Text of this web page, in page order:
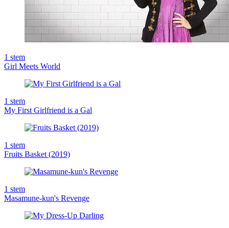
1 stem
Girl Meets World
1 stem
My First Girlfriend is a Gal
1 stem
Fruits Basket (2019)
1 stem
Masamune-kun's Revenge